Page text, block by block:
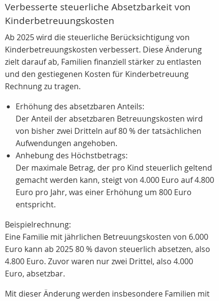
Verbesserte steuerliche Absetzbarkeit von
Kinderbetreuungskosten
Ab 2025 wird die steuerliche Berücksichtigung von
Kinderbetreuungskosten verbessert. Diese Änderung
zielt darauf ab, Familien finanziell stärker zu entlasten
und den gestiegenen Kosten für Kinderbetreuung
Rechnung zu tragen.
Erhöhung des absetzbaren Anteils:
Der Anteil der absetzbaren Betreuungskosten wird
von bisher zwei Dritteln auf 80 % der tatsächlichen
Aufwendungen angehoben.
Anhebung des Höchstbetrags:
Der maximale Betrag, der pro Kind steuerlich geltend
gemacht werden kann, steigt von 4.000 Euro auf 4.800
Euro pro Jahr, was einer Erhöhung um 800 Euro
entspricht.
Beispielrechnung:
Eine Familie mit jährlichen Betreuungskosten von 6.000
Euro kann ab 2025 80 % davon steuerlich absetzen, also
4.800 Euro. Zuvor waren nur zwei Drittel, also 4.000
Euro, absetzbar.
Mit dieser Änderung werden insbesondere Familien mit